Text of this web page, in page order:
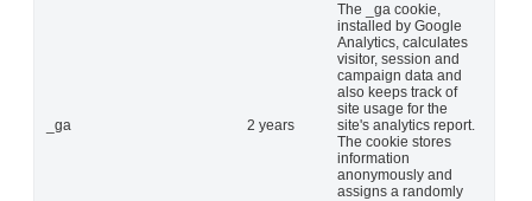
_ga 2 years
The _ga cookie,
installed by Google
Analytics, calculates
visitor, session and
campaign data and
also keeps track of
site usage for the
site's analytics report.
The cookie stores
information
anonymously and
assigns a randomly